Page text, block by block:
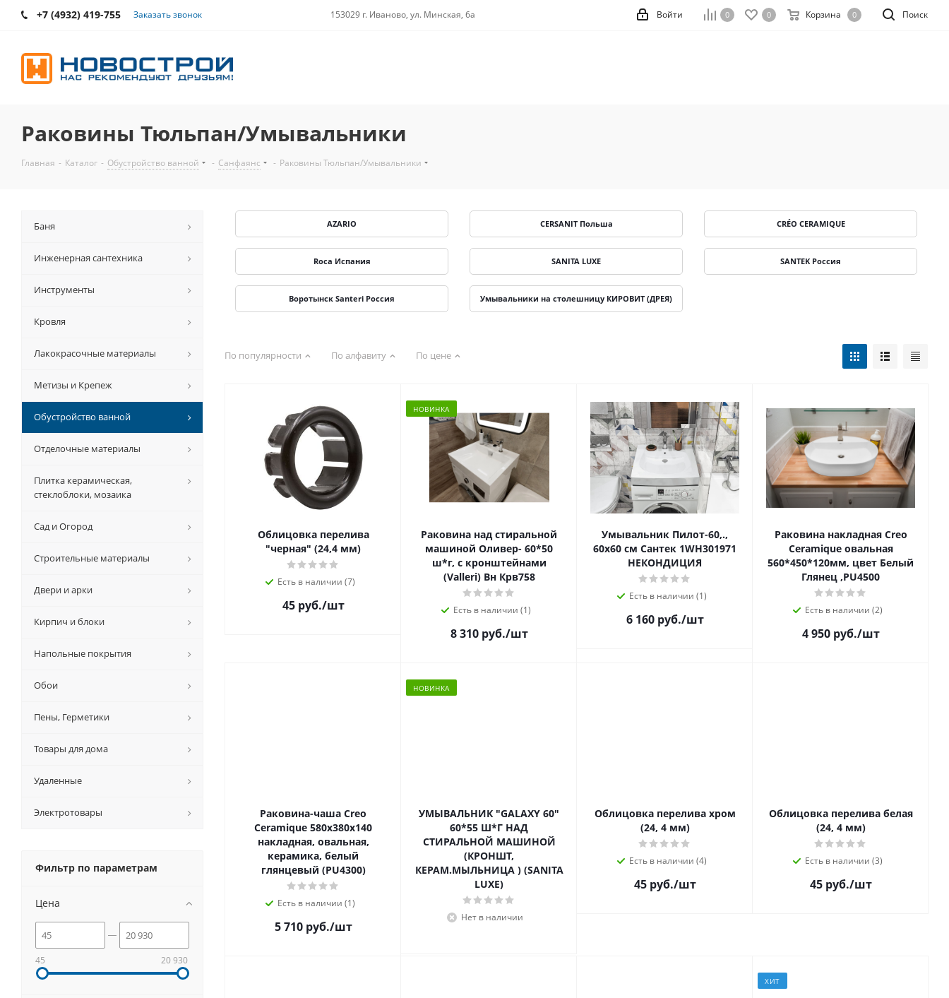
+7 (4932) 419-755 Заказать звонок 153029 г. Иваново, ул. Минская, 6а Поиск
0 0 Корзина 0
Войти
Раковины Тюльпан/Умывальники
Главная - Каталог - Обустройство ванной - Санфаянс - Раковины Тюльпан/Умывальники
AZARIO CERSANIT Польша CRÉO CERAMIQUE
Roca Испания SANITA LUXE SANTEK Россия
Воротынск Santeri Россия Умывальники на столешницу КИРОВИТ (ДРЕЯ)
По популярности По алфавиту По цене
Облицовка перелива
"черная" (24,4 мм)
Есть в наличии (7)
45 руб./шт
НОВИНКА
Раковина над стиральной
машиной Оливер- 60*50
ш*г, с кронштейнами
(Valleri) Вн Крв758
Есть в наличии (1)
8 310 руб./шт
Умывальник Пилот-60,.,
60х60 см Сантек 1WH301971
НЕКОНДИЦИЯ
Есть в наличии (1)
6 160 руб./шт
Раковина накладная Creo
Ceramique овальная
560*450*120мм, цвет Белый
Глянец ,PU4500
Есть в наличии (2)
4 950 руб./шт
Раковина-чаша Creo
Ceramique 580х380х140
накладная, овальная,
керамика, белый
глянцевый (PU4300)
Есть в наличии (1)
5 710 руб./шт
НОВИНКА
УМЫВАЛЬНИК "GALAXY 60"
60*55 Ш*Г НАД
СТИРАЛЬНОЙ МАШИНОЙ
(КРОНШТ,
КЕРАМ.МЫЛЬНИЦА ) (SANITA
LUXE)
Нет в наличии
Облицовка перелива хром
(24, 4 мм)
Есть в наличии (4)
45 руб./шт
Облицовка перелива белая
(24, 4 мм)
Есть в наличии (3)
45 руб./шт
ХИТ
Баня
Инженерная сантехника
Инструменты
Кровля
Лакокрасочные материалы
Метизы и Крепеж
Обустройство ванной
Отделочные материалы
Плитка керамическая,
стеклоблоки, мозаика
Сад и Огород
Строительные материалы
Двери и арки
Кирпич и блоки
Напольные покрытия
Обои
Пены, Герметики
Товары для дома
Удаленные
Электротовары
Фильтр по параметрам
Цена
45 20 930